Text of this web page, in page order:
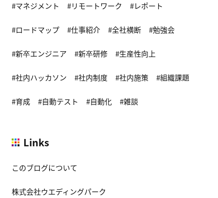
マネジメント リモートワーク レポート
ロードマップ 仕事紹介 全社横断 勉強会
新卒エンジニア 新卒研修 生産性向上
社内ハッカソン 社内制度 社内施策 組織課題
育成 自動テスト 自動化 雑談
Links
このブログについて
株式会社ウエディングパーク